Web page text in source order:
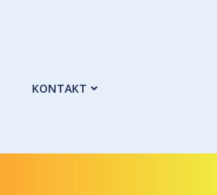
KONTAKT